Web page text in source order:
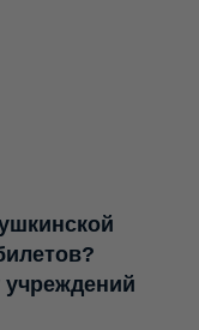
учреждений